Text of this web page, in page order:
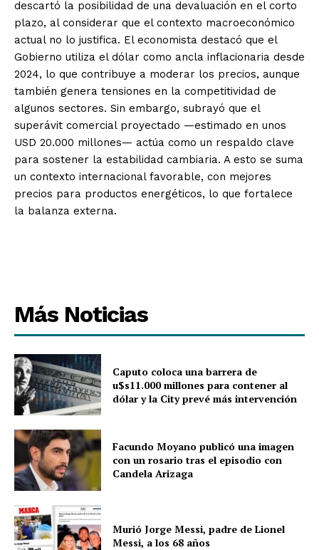
descartó la posibilidad de una devaluación en el corto
plazo, al considerar que el contexto macroeconómico
actual no lo justifica. El economista destacó que el
Gobierno utiliza el dólar como ancla inflacionaria desde
2024, lo que contribuye a moderar los precios, aunque
también genera tensiones en la competitividad de
algunos sectores. Sin embargo, subrayó que el
superávit comercial proyectado —estimado en unos
USD 20.000 millones— actúa como un respaldo clave
para sostener la estabilidad cambiaria. A esto se suma
un contexto internacional favorable, con mejores
precios para productos energéticos, lo que fortalece
la balanza externa.
Más Noticias
Caputo coloca una barrera de
u$s11.000 millones para contener al
dólar y la City prevé más intervención
Facundo Moyano publicó una imagen
con un rosario tras el episodio con
Candela Arizaga
Murió Jorge Messi, padre de Lionel
Messi, a los 68 años